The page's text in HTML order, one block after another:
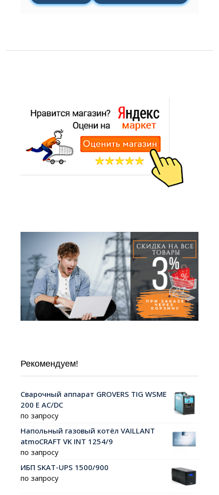
Рекомендуем!
Сварочный аппарат GROVERS TIG WSME
200 Е AC/DC
по запросу
Напольный газовый котёл VAILLANT
atmoCRAFT VK INT 1254/9
по запросу
ИБП SKAT-UPS 1500/900
по запросу